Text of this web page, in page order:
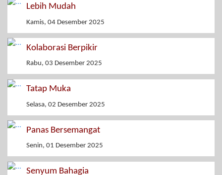
Lebih Mudah
Kamis, 04 Desember 2025
Kolaborasi Berpikir
Rabu, 03 Desember 2025
Tatap Muka
Selasa, 02 Desember 2025
Panas Bersemangat
Senin, 01 Desember 2025
Senyum Bahagia